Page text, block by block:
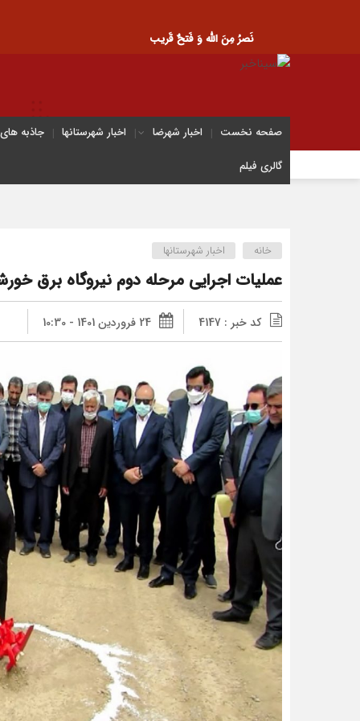
نَصرُ مِنَ الله وَ فَتحٌ قَریب
صفحه نخست اخبار شهرضا اخبار شهرستانها
جاذبه
گالری فیلم
خانه اخبار شهرستانها
عملیات اجرایی مرحله دوم نیروگاه برق
کد خبر : 4147 24 فروردین 1401 - 10:30